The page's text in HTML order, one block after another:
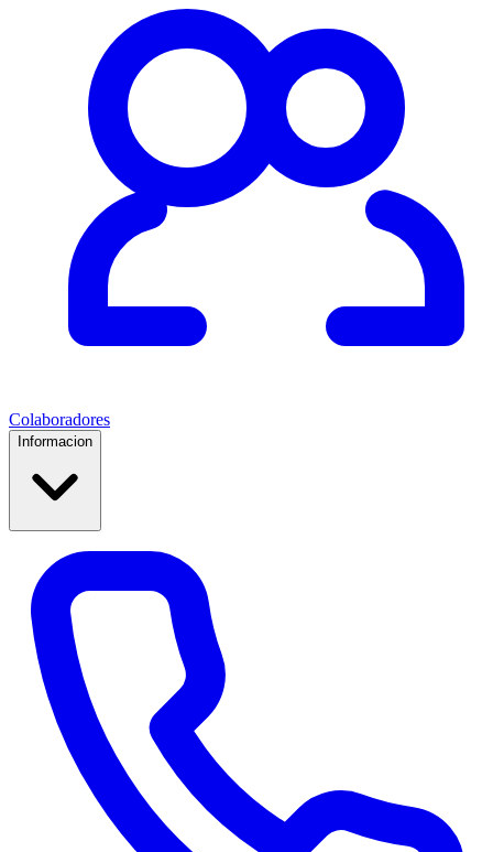
Colaboradores
Informacion